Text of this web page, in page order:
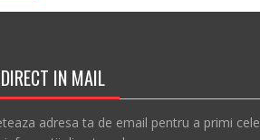
IN MAIL
adresa ta de email pentru a primi cele